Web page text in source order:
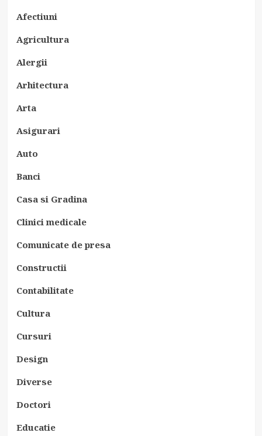
Afectiuni
Agricultura
Alergii
Arhitectura
Arta
Asigurari
Auto
Banci
Casa si Gradina
Clinici medicale
Comunicate de presa
Constructii
Contabilitate
Cultura
Cursuri
Design
Diverse
Doctori
Educatie